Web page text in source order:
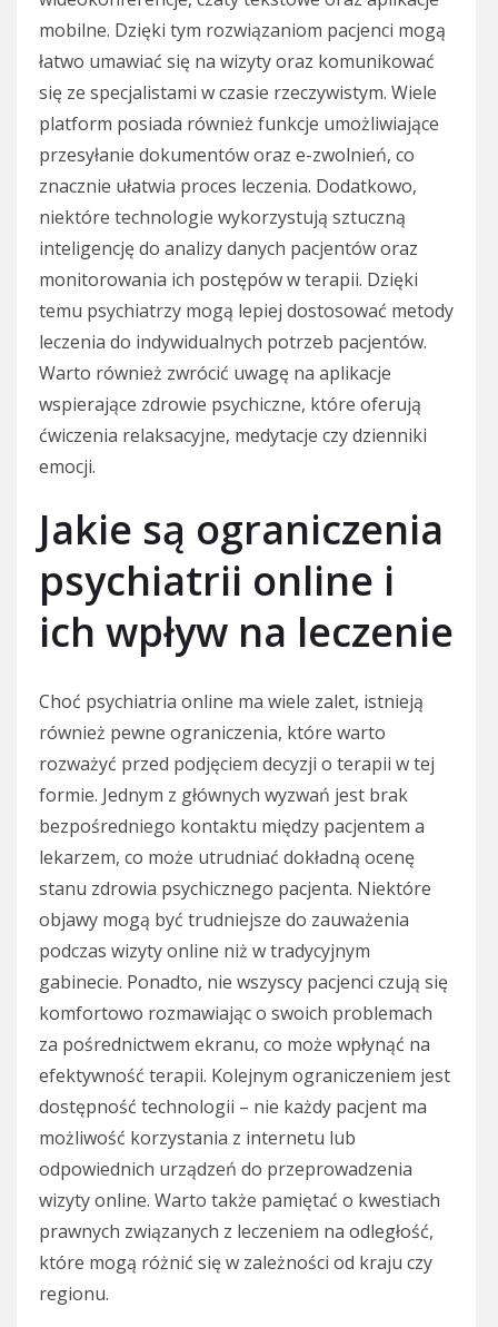
mobilne. Dzięki tym rozwiązaniom pacjenci mogą
łatwo umawiać się na wizyty oraz komunikować
się ze specjalistami w czasie rzeczywistym. Wiele
platform posiada również funkcje umożliwiające
przesyłanie dokumentów oraz e-zwolnień, co
znacznie ułatwia proces leczenia. Dodatkowo,
niektóre technologie wykorzystują sztuczną
inteligencję do analizy danych pacjentów oraz
monitorowania ich postępów w terapii. Dzięki
temu psychiatrzy mogą lepiej dostosować metody
leczenia do indywidualnych potrzeb pacjentów.
Warto również zwrócić uwagę na aplikacje
wspierające zdrowie psychiczne, które oferują
ćwiczenia relaksacyjne, medytacje czy dzienniki
emocji.
Jakie są ograniczenia
psychiatrii online i
ich wpływ na leczenie
Choć psychiatria online ma wiele zalet, istnieją
również pewne ograniczenia, które warto
rozważyć przed podjęciem decyzji o terapii w tej
formie. Jednym z głównych wyzwań jest brak
bezpośredniego kontaktu między pacjentem a
lekarzem, co może utrudniać dokładną ocenę
stanu zdrowia psychicznego pacjenta. Niektóre
objawy mogą być trudniejsze do zauważenia
podczas wizyty online niż w tradycyjnym
gabinecie. Ponadto, nie wszyscy pacjenci czują się
komfortowo rozmawiając o swoich problemach
za pośrednictwem ekranu, co może wpłynąć na
efektywność terapii. Kolejnym ograniczeniem jest
dostępność technologii – nie każdy pacjent ma
możliwość korzystania z internetu lub
odpowiednich urządzeń do przeprowadzenia
wizyty online. Warto także pamiętać o kwestiach
prawnych związanych z leczeniem na odległość,
które mogą różnić się w zależności od kraju czy
regionu.